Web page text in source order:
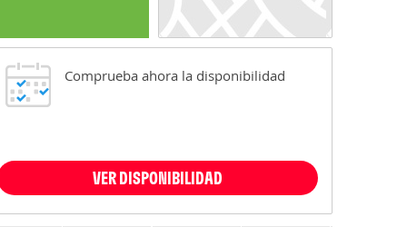
Comprueba ahora la disponibilidad
VER DISPONIBILIDAD